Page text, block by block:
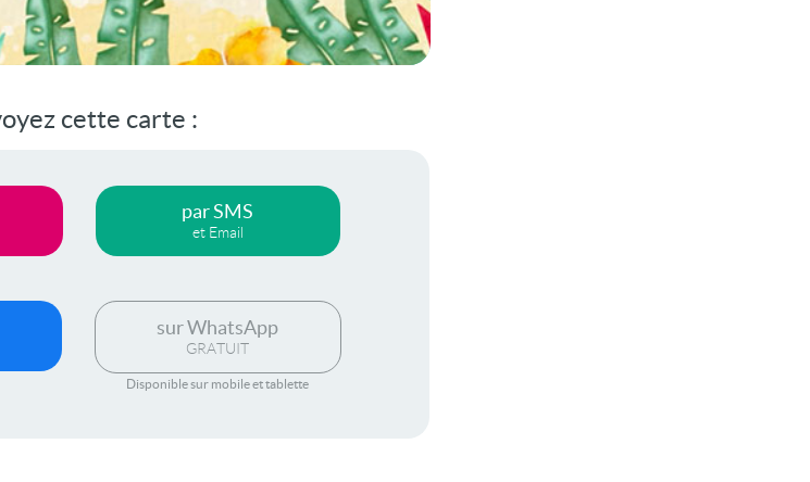
vidéo
cette carte :
par SMS
et Email
sur WhatsApp
GRATUIT
Disponible sur mobile et tablette